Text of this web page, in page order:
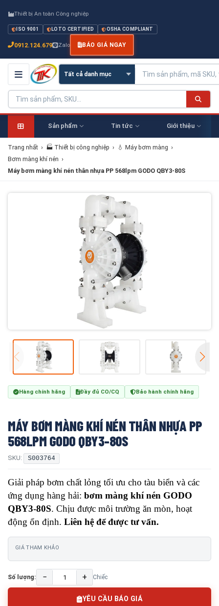
Thiết bị An toàn Công nghiệp
ISO 9001 LOTO CERTIFIED OSHA COMPLIANT
0912.124.679 Zalo BÁO GIÁ NGAY
Sản phẩm Tin tức Giới thiệu
Trang nhất › 🏭 Thiết bị công nghiệp › 💧 Máy bơm màng ›
Bơm màng khí nén ›
Máy bơm màng khí nén thân nhựa PP 568lpm GODO QBY3-80S
Hàng chính hãng Đầy đủ CO/CQ Bảo hành chính hãng
MÁY BƠM MÀNG KHÍ NÉN THÂN NHỰA PP
568LPM GODO QBY3-80S
SKU: S003764
Giải pháp bơm chất lỏng tối ưu cho tàu biển và các
ứng dụng hàng hải: bơm màng khí nén GODO
QBY3-80S. Chịu được môi trường ăn mòn, hoạt
động ổn định. Liên hệ để được tư vấn.
GIÁ THAM KHẢO
Số lượng: − + Chiếc
YÊU CẦU BÁO GIÁ